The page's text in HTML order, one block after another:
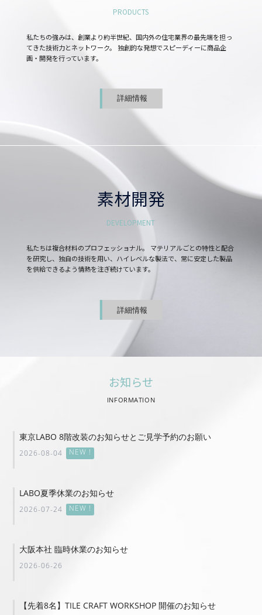
PRODUCTS
私たちの強みは、創業より約半世紀、国内外の住宅業界の最先端を担っ
てきた技術力とネットワーク。 独創的な発想でスピーディーに商品企
画・開発を行っています。
詳細情報
素材開発
DEVELOPMENT
私たちは複合材料のプロフェッショナル。 マテリアルごとの特性と配合
を研究し、独自の技術を用い、ハイレベルな製法で、常に安定した製品
を供給できるよう情熱を注ぎ続けています。
詳細情報
お知らせ
INFORMATION
東京LABO 8階改装のお知らせとご見学予約のお願い
2026-08-04 NEW !
LABO夏季休業のお知らせ
2026-07-24 NEW !
大阪本社 臨時休業のお知らせ
2026-06-26
【先着8名】TILE CRAFT WORKSHOP 開催のお知らせ